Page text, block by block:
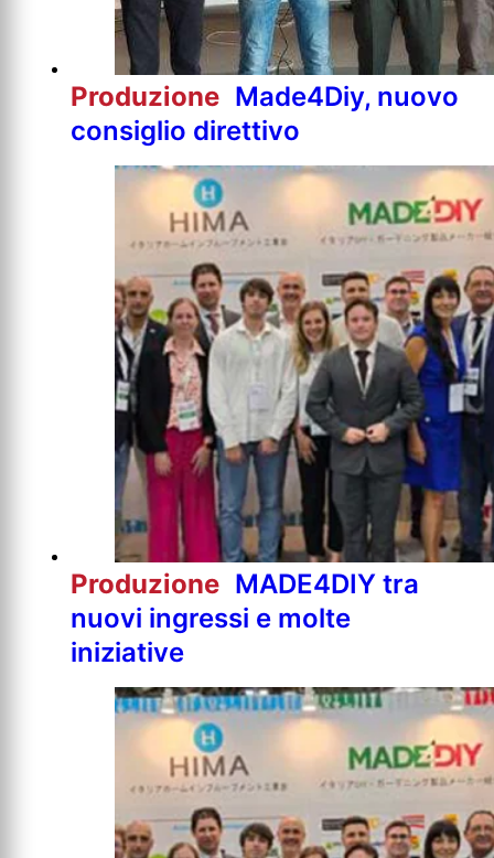
Produzione Made4Diy, nuovo
consiglio direttivo
Produzione MADE4DIY tra
nuovi ingressi e molte
iniziative